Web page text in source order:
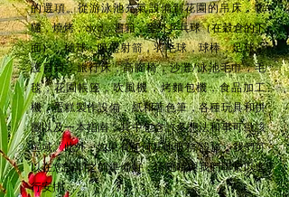
的選項。從游泳池充氣設備到花園的吊床，鞦
韆，燒烤，dvd，書籍，室外乒乓球（在穀倉的下
面），槌球，吸盤射箭，羽毛球，球棒，足球，
護目鏡，旅行床，高腳椅，沙灘/泳池毛巾，毛
毯，花園帳篷，吹風機，烤麵包機，食品加工
機，蛋糕製作設備，紙和著色筆，各種玩具和拼
圖以及一本指南，其中包含許多想法和事可做該
區域。此外，如果有任何其他服務/設施，我們可
以在您訪問之前準備好，請隨時與我們聯繫以進
行安排。